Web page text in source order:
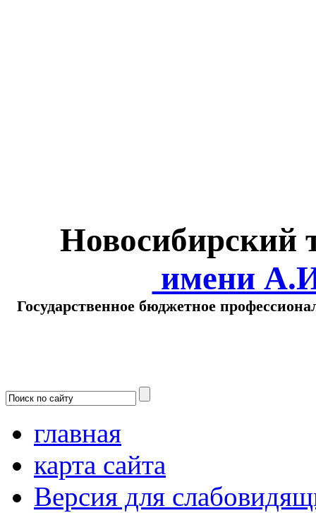
Новосибирский
имени
Государственное бюджетное
главная
карта сайта
Версия для